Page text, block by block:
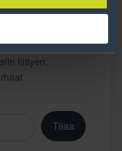
liittyen,
Tilaa